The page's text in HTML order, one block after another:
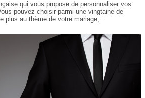
qui vous propose de personnaliser vos
pouvez choisir parmi une vingtaine de
plus au thème de votre mariage,...